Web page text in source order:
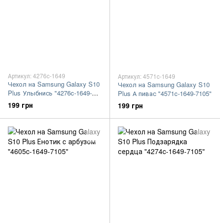
Артикул: 4276c-1649
Чехол на Samsung Galaxy S10
Plus Улыбнись "4276c-1649-
7105"
199 грн
Артикул: 4571c-1649
Чехол на Samsung Galaxy S10
Plus А пивас "4571c-1649-7105"
199 грн